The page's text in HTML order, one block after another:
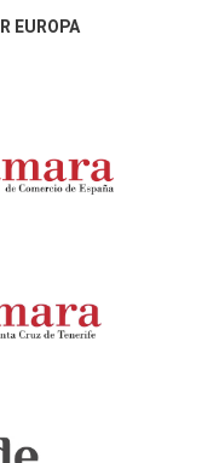
EUROPA